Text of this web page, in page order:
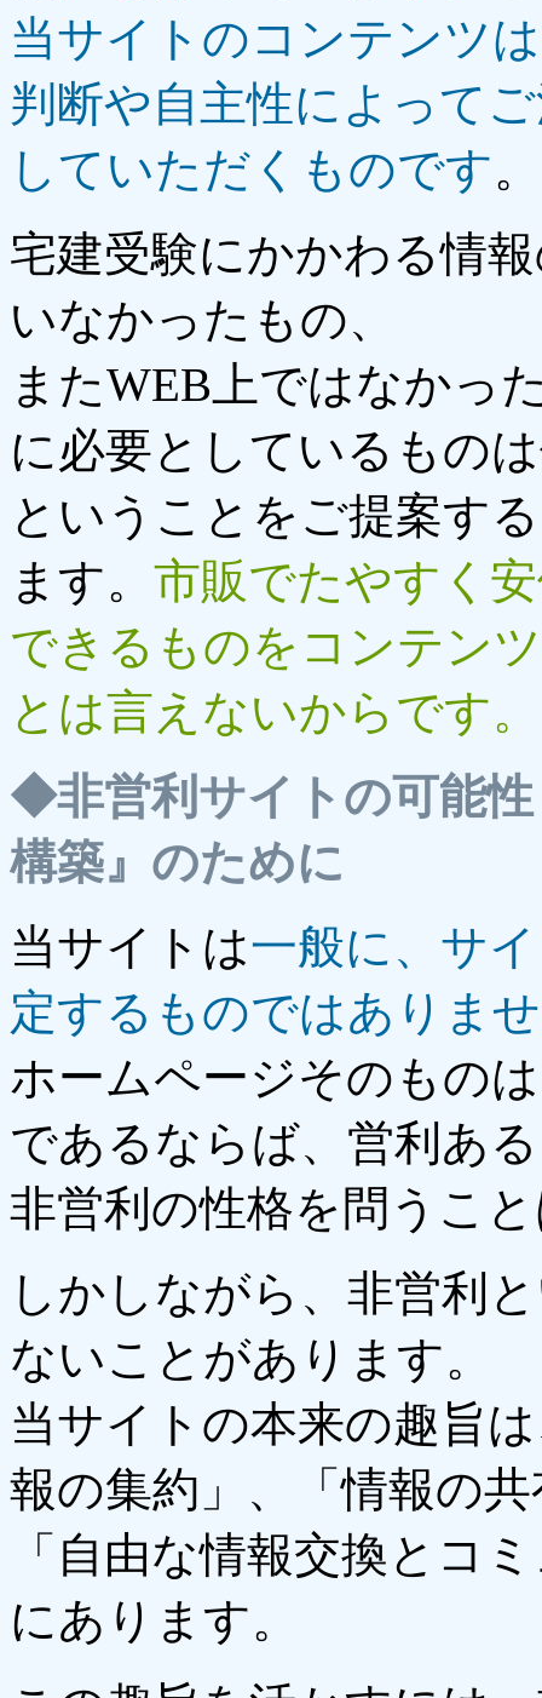
当サイトのコンテンツ
判断や自主性によって
していただくものです。
宅建受験にかかわる情
いなかったもの、
またWEB上ではなかっ
に必要としているもの
ということをご提案す
ます。 市販でたやすく
できるものをコンテン
とは言えないからです。
◆非営利サイトの可能
構築』のために
当サイトは一般に、サ
定するものではありま
ホームページそのもの
であるならば、営利あ
非営利の性格を問うこ
しかしながら、非営利
ないことがあります。
当サイトの本来の趣旨
報の集約」、「情報の
「自由な情報交換とコ
にあります。